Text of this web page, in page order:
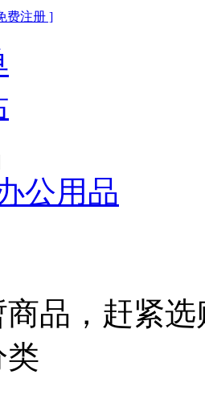
费注册 ]
公用品
品，赶紧选
类